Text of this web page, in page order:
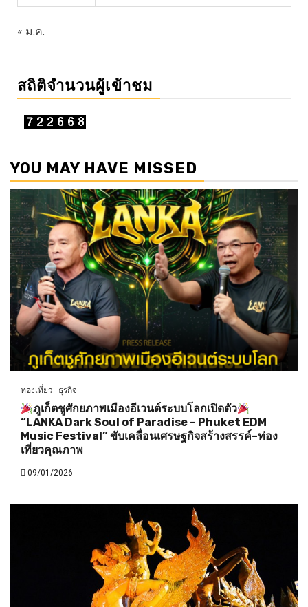
« ม.ค.
สถิติจำนวนผู้เข้าชม
YOU MAY HAVE MISSED
ท่องเที่ยว ธุรกิจ
ภูเก็ตชูศักยภาพเมืองอีเวนต์ระบบโลกเปิดตัว
“LANKA Dark Soul of Paradise – Phuket EDM
Music Festival” ขับเคลื่อนเศรษฐกิจสร้างสรรค์–ท่อง
เที่ยวคุณภาพ
09/01/2026